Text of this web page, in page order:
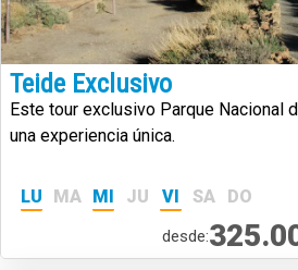
Teide Exclusivo
Este tour exclusivo Parque Nacional
una experiencia única.
LU MA MI JU VI SA DO
desde: